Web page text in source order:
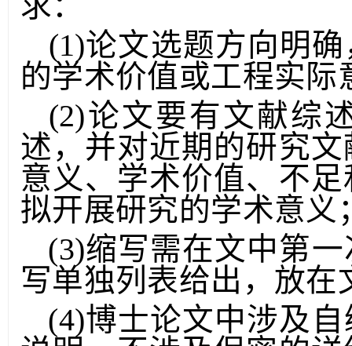
求：
(1)论文选题方向明
的学术价值或工程实际
(2)论文要有文献综
述，并对近期的研究
意义、学术价值、不
拟开展研究的学术意义
(3)缩写需在文中第
写单独列表给出，放